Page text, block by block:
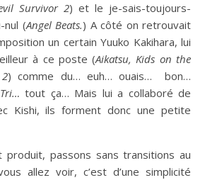
Survivor 2) et le je-sais-toujours-
nul (Angel Beats.) A côté on retrouvait
un certain Yuuko Kakihara, lui
à ce poste (Aikatsu, Kids on the
) comme du… euh… ouais… bon…
Tri…tout ça… Mais lui a collaboré de
Kishi, ils forment donc une petite
passons sans transitions au
allez voir, c’est d’une simplicité